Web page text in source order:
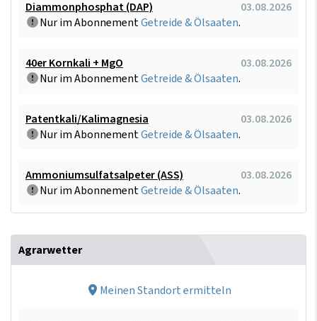
Diammonphosphat (DAP)
03.08.2026
Nur im AbonnementGetreide & Ölsaaten.
40er Kornkali + MgO
03.08.2026
Nur im AbonnementGetreide & Ölsaaten.
Patentkali/Kalimagnesia
03.08.2026
Nur im AbonnementGetreide & Ölsaaten.
Ammoniumsulfatsalpeter (ASS)
03.08.2026
Nur im AbonnementGetreide & Ölsaaten.
Agrarwetter
Meinen Standort ermitteln